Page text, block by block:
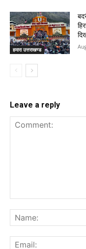
हमारा उत्तराखण्ड
Leave a reply